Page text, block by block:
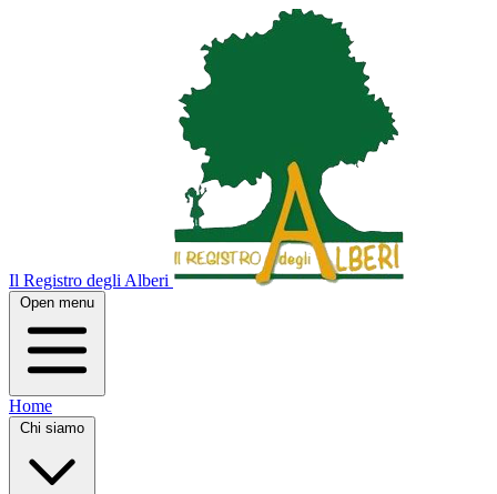
Il Registro degli Alberi
Open menu
Home
Chi siamo